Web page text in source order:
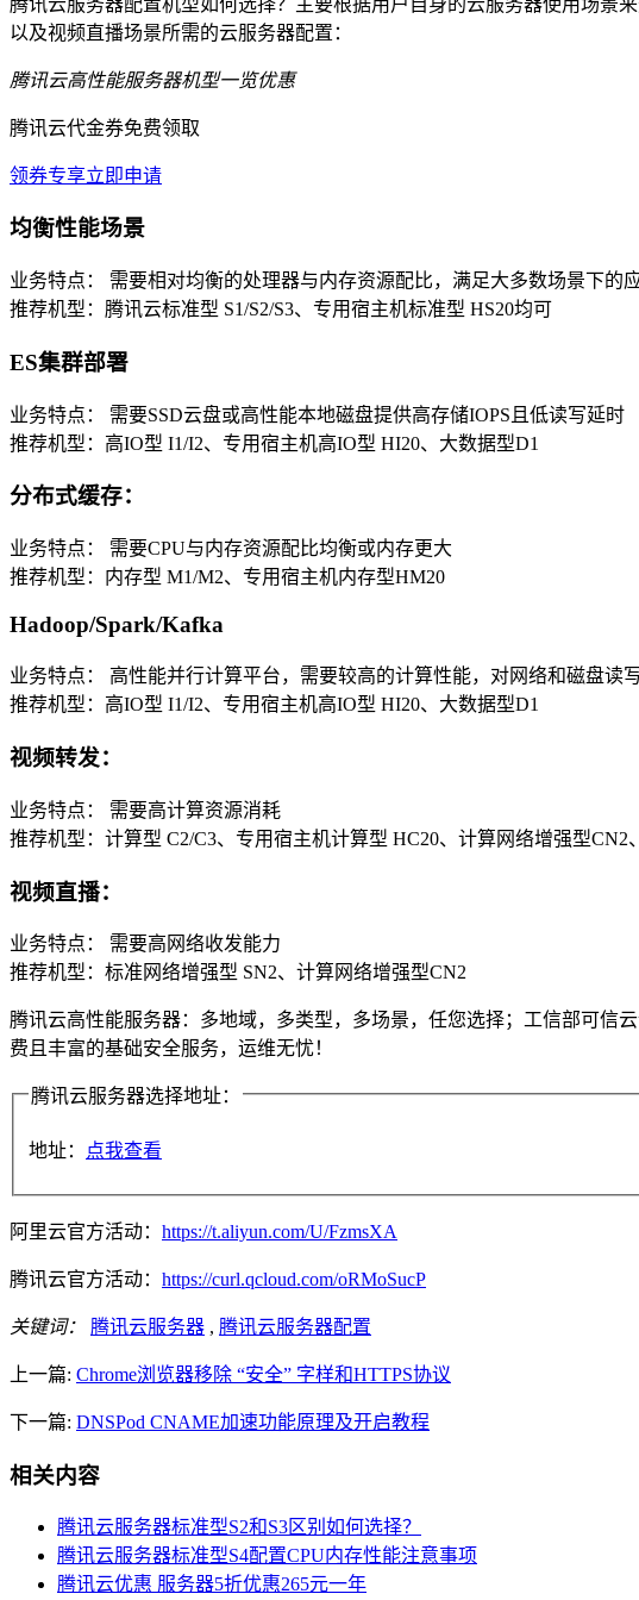
以及视频直播场景所需的云服务器配置：
腾讯云高性能服务器机型一览优惠
腾讯云代金券免费领取
领券专享立即申请
均衡性能场景
业务特点： 需要相对均衡的处理器与内存资源配比，满足大多数场景下的
推荐机型：腾讯云标准型 S1/S2/S3、专用宿主机标准型 HS20均可
ES集群部署
业务特点： 需要SSD云盘或高性能本地磁盘提供高存储IOPS且低读写延时
推荐机型：高IO型 I1/I2、专用宿主机高IO型 HI20、大数据型D1
分布式缓存：
业务特点： 需要CPU与内存资源配比均衡或内存更大
推荐机型：内存型 M1/M2、专用宿主机内存型HM20
Hadoop/Spark/Kafka
业务特点： 高性能并行计算平台，需要较高的计算性能，对网络和磁盘读
推荐机型：高IO型 I1/I2、专用宿主机高IO型 HI20、大数据型D1
视频转发：
业务特点： 需要高计算资源消耗
推荐机型：计算型 C2/C3、专用宿主机计算型 HC20、计算网络增强型CN2
视频直播：
业务特点： 需要高网络收发能力
推荐机型：标准网络增强型 SN2、计算网络增强型CN2
腾讯云高性能服务器：多地域，多类型，多场景，任您选择；工信部可信
费且丰富的基础安全服务，运维无忧！
腾讯云服务器选择地址：
地址： 点我查看
阿里云官方活动： https://t.aliyun.com/U/FzmsXA
腾讯云官方活动： https://curl.qcloud.com/oRMoSucP
关键词： 腾讯云服务器 , 腾讯云服务器配置
上一篇: Chrome浏览器移除 “安全” 字样和HTTPS协议
下一篇: DNSPod CNAME加速功能原理及开启教程
相关内容
腾讯云服务器标准型S2和S3区别如何选择？
腾讯云服务器标准型S4配置CPU内存性能注意事项
腾讯云优惠 服务器5折优惠265元一年